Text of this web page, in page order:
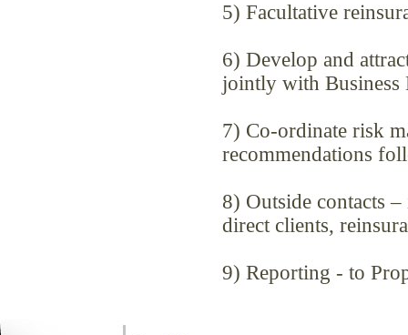
5) Facultative
6) Develop and
jointly with Business
7) Co-ordinate risk
recommendations
8) Outside contacts
direct clients,
9) Reporting - to